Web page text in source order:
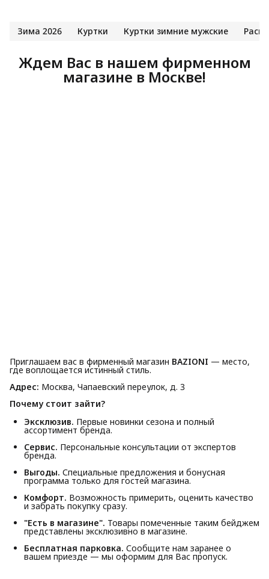
Зима 2026 Куртки Куртки зимние мужские
Ждем Вас в нашем фирменном
магазине в Москве!
Приглашаем вас в фирменный магазин BAZIONI — место,
где воплощается истинный стиль.
Адрес: Москва, Чапаевский переулок, д. 3
Почему стоит зайти?
Эксклюзив. Первые новинки сезона и полный
ассортимент бренда.
Сервис. Персональные консультации от экспертов
бренда.
Выгоды. Специальные предложения и бонусная
программа только для гостей магазина.
Комфорт. Возможность примерить, оценить качество
и забрать покупку сразу.
"Есть в магазине". Товары помеченные таким бейджем
представлены эксклюзивно в магазине.
Бесплатная парковка. Сообщите нам заранее о
вашем приезде — мы оформим для Вас пропуск.